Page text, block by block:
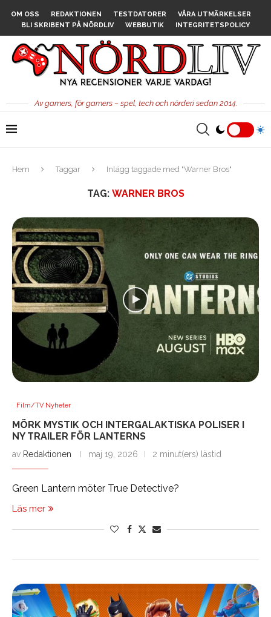
OM OSS REDAKTIONEN TESTDATORER
VÅRA UTMÄRKELSER
BLI SKRIBENT PÅ NÖRDLIV
WEBBUTIK INTEGRITETSPOLICY
Av gamers, för gamers – spel, tech och nörderi sedan 2014.
Hem Taggar Inlägg taggade med "Warner Bros"
TAG: WARNER BROS
Film/TV Nyheter
MÖRK MYSTIK OCH INTERGALAKTISKA POLISER I
NY TRAILER FÖR LANTERNS
av Redaktionen maj 19, 2026 2 minut(ers) lästid
Green Lantern möter True Detective?
Läs mer